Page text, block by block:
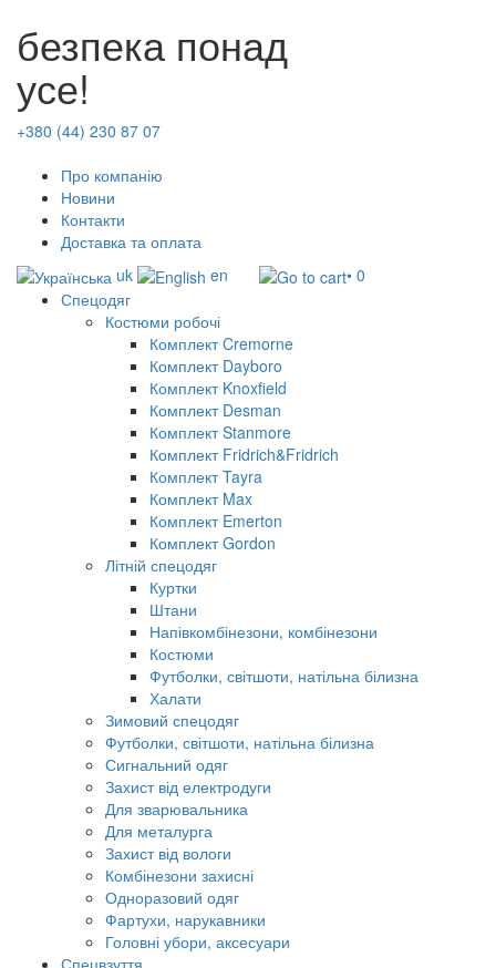
безпека понад
усе!
+380 (44) 230 87 07
Про компанію
Новини
Контакти
Доставка та оплата
uk
en
• 0
Спецодяг
Костюми робочі
Комплект Cremorne
Комплект Dayboro
Комплект Knoxfield
Комплект Desman
Комплект Stanmore
Комплект Fridrich&Fridrich
Комплект Tayra
Комплект Max
Комплект Emerton
Комплект Gordon
Літній спецодяг
Куртки
Штани
Напівкомбінезони, комбінезони
Костюми
Футболки, світшоти, натільна білизна
Халати
Зимовий спецодяг
Футболки, світшоти, натільна білизна
Сигнальний одяг
Захист від електродуги
Для зварювальника
Для металурга
Захист від вологи
Комбінезони захисні
Одноразовий одяг
Фартухи, нарукавники
Головні убори, аксесуари